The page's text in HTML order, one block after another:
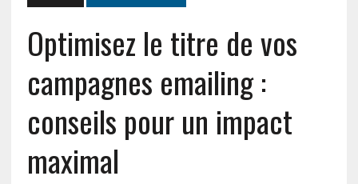
Optimisez le titre de vos
campagnes emailing :
conseils pour un impact
maximal